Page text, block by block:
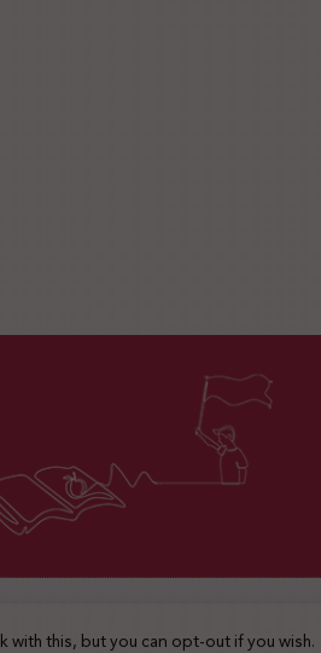
2025 © جميع الحقوق محفوظة
this, but you can opt-out if you wish.